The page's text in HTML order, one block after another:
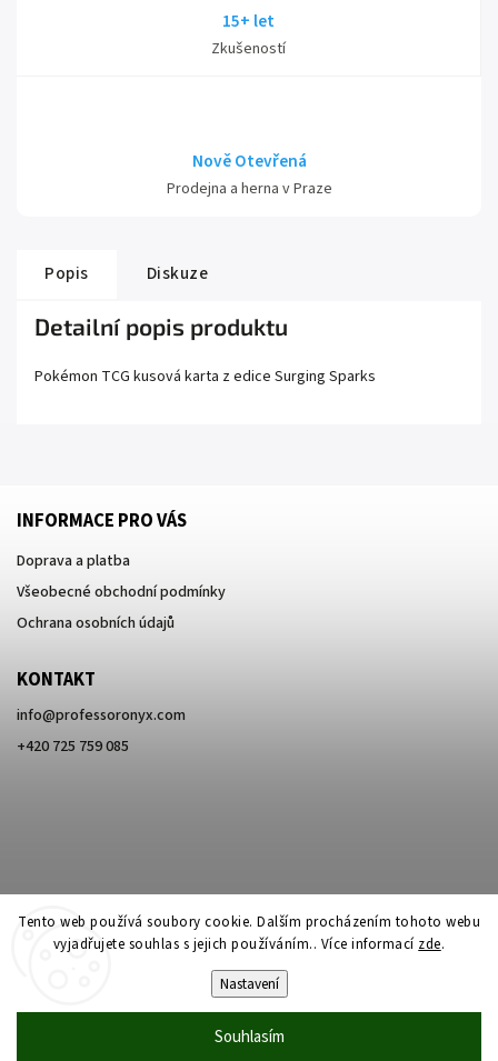
Tento web používá soubory cookie. Dalším procházením tohoto webu
vyjadřujete souhlas s jejich používáním.. Více informací zde.
Nastavení
Souhlasím
15+ let
Zkušeností
Nově Otevřená
Prodejna a herna v Praze
Popis Diskuze
Detailní popis produktu
Pokémon TCG kusová karta z edice Surging Sparks
INFORMACE PRO VÁS
Doprava a platba
Všeobecné obchodní podmínky
Ochrana osobních údajů
KONTAKT
info@professoronyx.com
+420 725 759 085
Professor Onyx. Všechna práva vyhrazena.